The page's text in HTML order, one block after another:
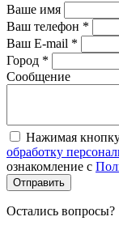
Ваше имя
Ваш телефон *
Ваш E-mail *
Город *
Сообщение
Нажимая
обработку
ознакомление с
Остались вопросы?